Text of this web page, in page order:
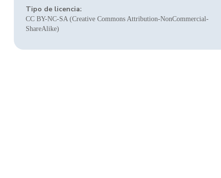
Tipo de licencia:
CC BY-NC-SA (Creative Commons Attribution-NonCommercial-
ShareAlike)